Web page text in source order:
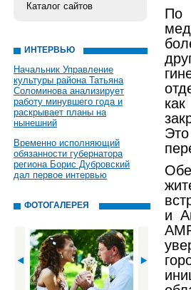
Каталог сайтов
ИНТЕРВЬЮ
Начальник Управление
культуры района Татьяна
Соломинова анализирует
работу минувшего года и
раскрывает планы на
нынешний
Временно исполняющий
обязанности губернатора
региона Борис Дубровский
дал первое интервью
ФОТОГАЛЕРЕЯ
По
и